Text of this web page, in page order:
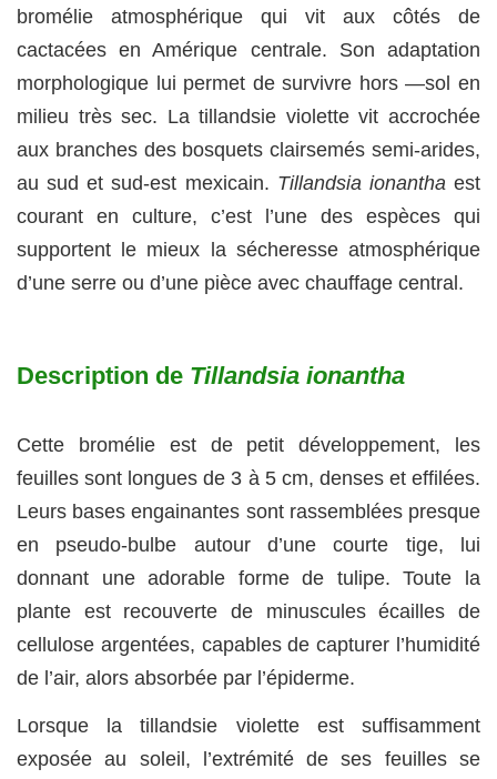
bromélie atmosphérique qui vit aux côtés de
cactacées en Amérique centrale. Son adaptation
morphologique lui permet de survivre hors —sol en
milieu très sec. La tillandsie violette vit accrochée
aux branches des bosquets clairsemés semi-arides,
au sud et sud-est mexicain. Tillandsia ionanthaest
courant en culture, c’est l’une des espèces qui
supportent le mieux la sécheresse atmosphérique
d’une serre ou d’une pièce avec chauffage central.
Description de Tillandsia ionantha
Cette bromélie est de petit développement, les
feuilles sont longues de 3 à 5 cm, denses et effilées.
Leurs bases engainantes sont rassemblées presque
en pseudo-bulbe autour d’une courte tige, lui
donnant une adorable forme de tulipe. Toute la
plante est recouverte de minuscules écailles de
cellulose argentées, capables de capturer l’humidité
de l’air, alors absorbée par l’épiderme.
Lorsque la tillandsie violette est suffisamment
exposée au soleil, l’extrémité de ses feuilles se